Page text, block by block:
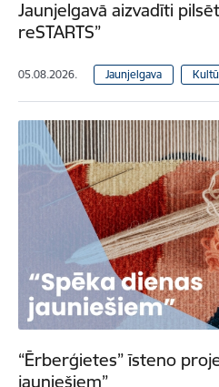
Jaunjelgavā aizvadīti
reSTARTS”
05.08.2026. Jaunjelgava
“Ērberģietes” īsteno
jauniešiem”